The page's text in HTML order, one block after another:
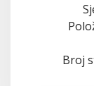
Broj